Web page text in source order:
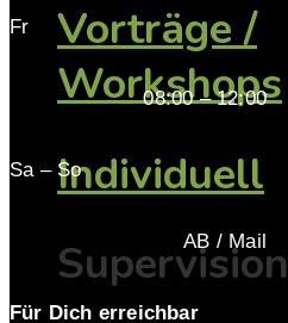
Vorträge /
Workshops
Individuell
Supervision
Fr
08:00 – 12:00
Sa – So
AB / Mail
Für Dich erreichbar